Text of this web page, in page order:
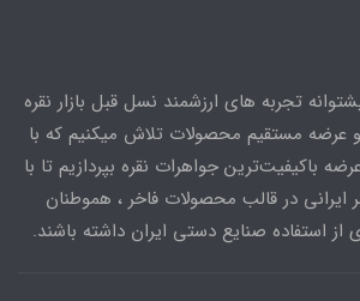
تجربه های ارزشمند نسل قبل بازار نقره
و عرضه مستقیم محصولات تلاش میکنیم که با
باکیفیت‌ترین جواهرات نقره بپردازیم تا با
ایرانی در قالب محصولات فاخر ، هموطنان
استفاده صنایع دستی ایران داشته باشند.